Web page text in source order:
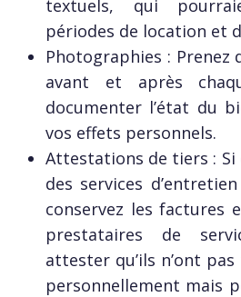
textuels, qui
périodes de location et
Photographies : Prenez
avant et après
documenter l’état du
vos effets personnels.
Attestations de tiers :
des services
conservez les factures
prestataires de
attester qu’ils n’ont
personnellement mais